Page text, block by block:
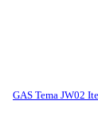
GAS Tema JW02